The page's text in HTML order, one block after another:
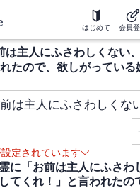
はじめて 会員
は主人にふさわしくない
たので、欲しがっている
定されています
に「お前は主人にふさわ
てくれ！」と言われたの